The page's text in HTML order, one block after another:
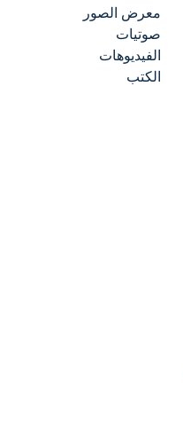
معرض الصور
صوتيات
الفيديوهات
الكتب